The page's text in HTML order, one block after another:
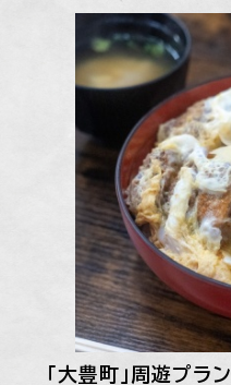
「大豊町」周遊プラン